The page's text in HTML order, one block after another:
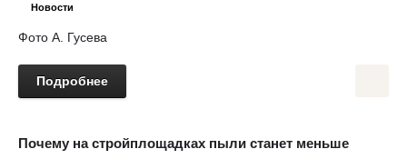
Новости
Фото А. Гусева
Подробнее
Почему на стройплощадках пыли станет меньше